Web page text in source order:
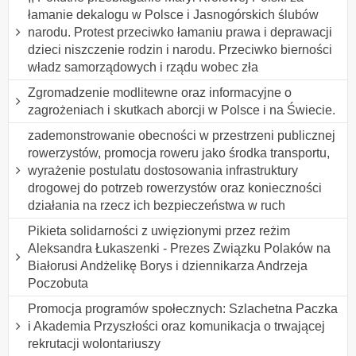
łamanie dekalogu w Polsce i Jasnogórskich ślubów
narodu. Protest przeciwko łamaniu prawa i deprawacji
dzieci niszczenie rodzin i narodu. Przeciwko bierności
władz samorządowych i rządu wobec zła
Zgromadzenie modlitewne oraz informacyjne o
zagrożeniach i skutkach aborcji w Polsce i na Świecie.
zademonstrowanie obecności w przestrzeni publicznej
rowerzystów, promocja roweru jako środka transportu,
wyrażenie postulatu dostosowania infrastruktury
drogowej do potrzeb rowerzystów oraz konieczności
działania na rzecz ich bezpieczeństwa w ruch
Pikieta solidarności z uwięzionymi przez reżim
Aleksandra Łukaszenki - Prezes Związku Polaków na
Białorusi Andżelikę Borys i dziennikarza Andrzeja
Poczobuta
Promocja programów społecznych: Szlachetna Paczka
i Akademia Przyszłości oraz komunikacja o trwającej
rekrutacji wolontariuszy